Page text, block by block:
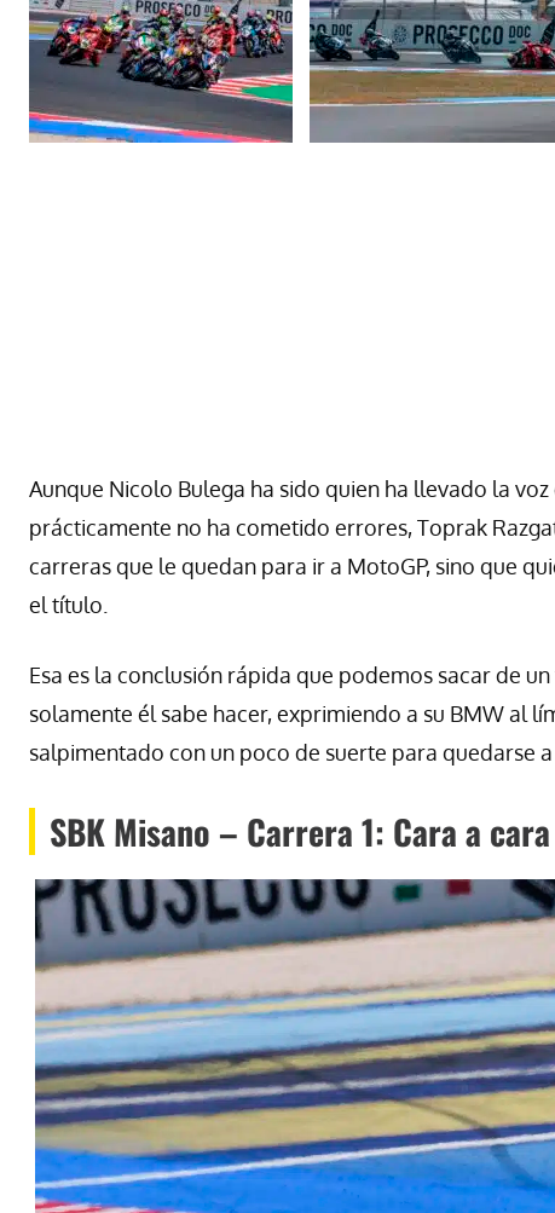
Aunque Nicolo Bulega ha sido quien ha llevado la
prácticamente no ha cometido errores, Toprak
carreras que le quedan para ir a MotoGP, sino que
el título.
Esa es la conclusión rápida que podemos sacar de
solamente él sabe hacer, exprimiendo a su BMW al
salpimentado con un poco de suerte para quedarse
SBK Misano – Carrera 1: Cara a